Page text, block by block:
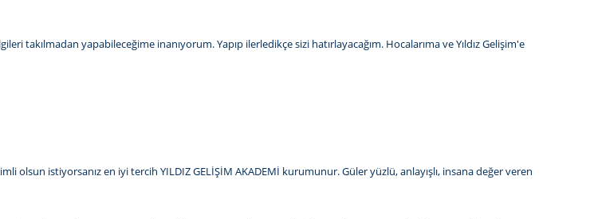
takılmadan yapabileceğime inanıyorum. Yapıp ilerledikçe sizi hatırlayacağım. Hocalarıma ve Yıldız Gelişim'e
olsun istiyorsanız en iyi tercih YILDIZ GELİŞİM AKADEMİ kurumunur. Güler yüzlü, anlayışlı, insana değer veren